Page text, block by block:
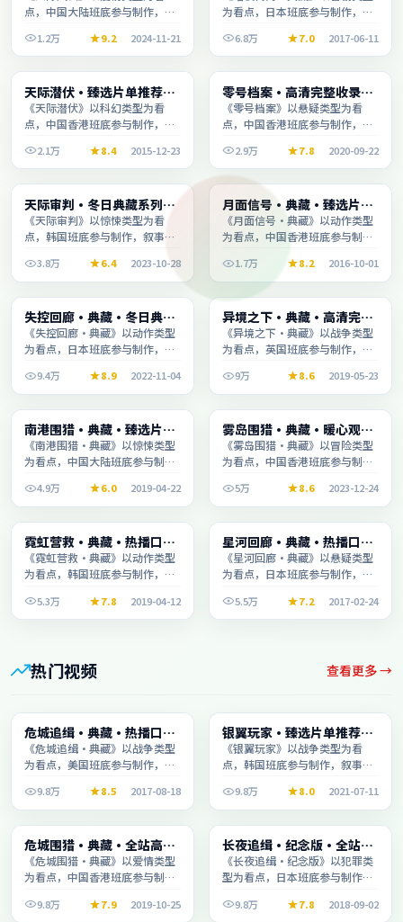
点，中国大陆班底参与制作，叙
段观看。
1.2万 9.2 2024-11-21
为看点，日本班底参与制作，叙
段观看。
6.8万 7.0 2017-06-11
电影 2:17:20
天际潜伏·臻选片单推荐画
质清晰观看流畅
《天际潜伏》以科幻类型为看
点，中国香港班底参与制作，叙
段观看。
2.1万 8.4 2015-12-23
电视剧 1:40:40
零号档案·高清完整收录适
合周末一口气刷完
《零号档案》以悬疑类型为看
点，中国香港班底参与制作，叙
段观看。
2.9万 7.8 2020-09-22
动漫 2:35:54
天际审判·冬日典藏系列温
情叙事引人入胜
《天际审判》以惊悚类型为看
点，韩国班底参与制作，叙事完
看。3.8万 6.4 2023-10-28
综艺 1:39:50
月面信号·典藏·臻选片单
推荐画质清晰观看流畅
《月面信号·典藏》以动作类型
为看点，中国香港班底参与制
休闲时段观看。
1.7万 8.2 2016-10-01
动漫 2:21:24
失控回廊·典藏·冬日典藏
系列温情叙事引人入胜
《失控回廊·典藏》以动作类型
为看点，日本班底参与制作，叙
段观看。
9.4万 8.9 2022-11-04
电视剧 2:05:58
异境之下·典藏·高清完整
收录适合周末一口气刷完
《异境之下·典藏》以战争类型
为看点，英国班底参与制作，叙
段观看。
9万 8.6 2019-05-23
电视剧 2:47:38
南港围猎·典藏·臻选片单
推荐画质清晰观看流畅
《南港围猎·典藏》以惊悚类型
为看点，中国大陆班底参与制
休闲时段观看。
4.9万 6.0 2019-04-22
综艺 1:29:41
雾岛围猎·典藏·暖心观影
季口碑发酵持续升温
《雾岛围猎·典藏》以冒险类型
为看点，中国香港班底参与制
休闲时段观看。
5万 8.6 2023-12-24
动漫 1:28:39
霓虹营救·典藏·热播口碑
之作剧情扎实演技在线
《霓虹营救·典藏》以动作类型
为看点，韩国班底参与制作，叙
段观看。
5.3万 7.8 2019-04-12
综艺 1:57:09
星河回廊·典藏·热播口碑
之作剧情扎实演技在线
《星河回廊·典藏》以悬疑类型
为看点，日本班底参与制作，叙
段观看。
5.5万 7.2 2017-02-24
热门视频 查看更多 →
动漫 1:49:39
危城追缉·典藏·热播口碑
之作剧情扎实演技在线
《危城追缉·典藏》以战争类型
为看点，美国班底参与制作，叙
段观看。
9.8万 8.5 2017-08-18
综艺 2:01:08
银翼玩家·臻选片单推荐画
质清晰观看流畅
《银翼玩家》以战争类型为看
点，韩国班底参与制作，叙事完
看。9.8万 8.0 2021-07-11
电影 2:46:49
危城围猎·典藏·全站高分
推荐节奏紧凑值得追看
《危城围猎·典藏》以爱情类型
为看点，中国香港班底参与制
休闲时段观看。
9.8万 7.9 2019-10-25
电影 1:39:13
长夜追缉·纪念版·全站高
分推荐节奏紧凑值得追看
《长夜追缉·纪念版》以犯罪类
型为看点，日本班底参与制作，
时段观看。
9.8万 7.8 2018-09-02